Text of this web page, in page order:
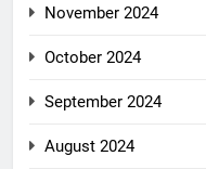
November 2024
October 2024
September 2024
August 2024